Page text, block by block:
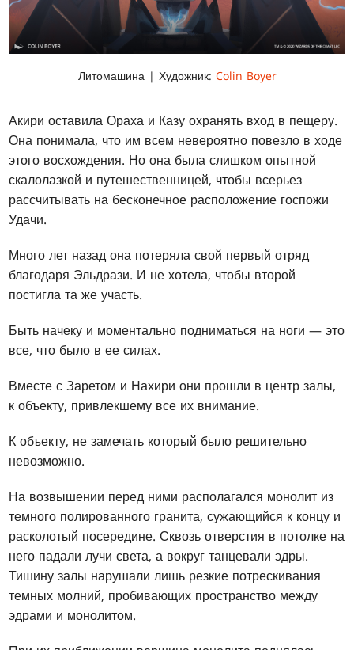
Литомашина | Художник: Colin Boyer
Акири оставила Ораха и Казу охранять вход в пещеру.
Она понимала, что им всем невероятно повезло в ходе
этого восхождения. Но она была слишком опытной
скалолазкой и путешественницей, чтобы всерьез
рассчитывать на бесконечное расположение госпожи
Удачи.
Много лет назад она потеряла свой первый отряд
благодаря Эльдрази. И не хотела, чтобы второй
постигла та же участь.
Быть начеку и моментально подниматься на ноги — это
все, что было в ее силах.
Вместе с Заретом и Нахири они прошли в центр залы,
к объекту, привлекшему все их внимание.
К объекту, не замечать который было решительно
невозможно.
На возвышении перед ними располагался монолит из
темного полированного гранита, сужающийся к концу и
расколотый посередине. Сквозь отверстия в потолке на
него падали лучи света, а вокруг танцевали эдры.
Тишину залы нарушали лишь резкие потрескивания
темных молний, пробивающих пространство между
эдрами и монолитом.